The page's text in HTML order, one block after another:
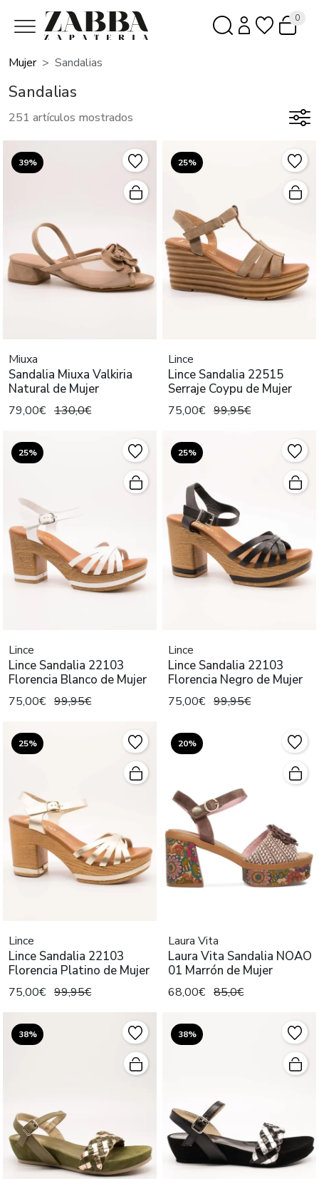
0
Mujer Sandalias
Sandalias
251 artículos mostrados
39%
Miuxa
Sandalia Miuxa Valkiria
Natural de Mujer
79,00€ 130,0€
25%
Lince
Lince Sandalia 22515
Serraje Coypu de Mujer
75,00€ 99,95€
25%
Lince
Lince Sandalia 22103
Florencia Blanco de Mujer
75,00€ 99,95€
25%
Lince
Lince Sandalia 22103
Florencia Negro de Mujer
75,00€ 99,95€
25%
Lince
Lince Sandalia 22103
Florencia Platino de Mujer
75,00€ 99,95€
20%
Laura Vita
Laura Vita Sandalia NOAO
01 Marrón de Mujer
68,00€ 85,0€
38% 38%